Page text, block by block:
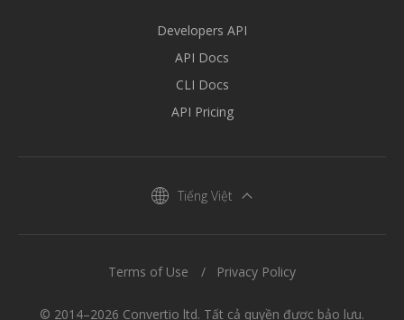
Developers API
API Docs
CLI Docs
API Pricing
Tiếng Việt
© 2014–2026 Convertio ltd. Tất cả quyền được bảo lưu.
Terms of Use Privacy Policy